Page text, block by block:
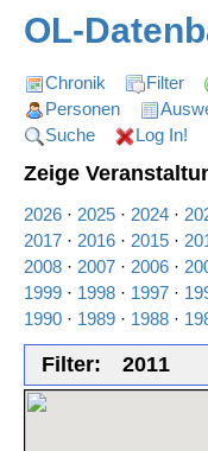
OL-
Chronik Filter
Personen
Suche
Log In!
Zeige
2026 · 2025 · 2024 ·
2017 · 2016 · 2015 ·
2008 · 2007 · 2006 ·
1999 · 1998 · 1997 ·
1990 · 1989 · 1988 ·
Filter: 2011